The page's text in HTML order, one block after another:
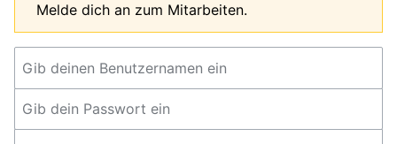
Melde dich an zum Mitarbeiten.